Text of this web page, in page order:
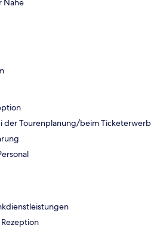
Nähe
der Tourenplanung/beim Ticketerwerb